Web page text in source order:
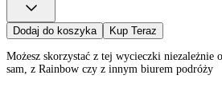
Dodaj do koszyka Kup Teraz
Możesz skorzystać z tej wycieczki niezależnie
sam, z Rainbow czy z innym biurem podróży